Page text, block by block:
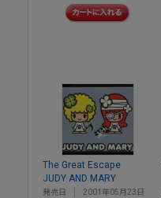
The Great Escape
JUDY AND MARY
発売日
2001年05月23日